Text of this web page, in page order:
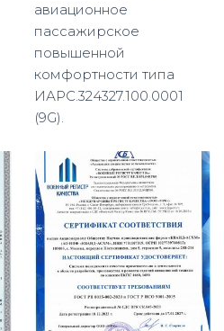
авиационное
пассажирское
повышенной
комфортности типа
ИАРС.324327.100.0001
(9G).